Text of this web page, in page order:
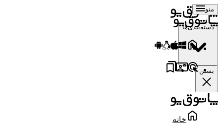
منو
دسته‌بندی‌ها
بستن
خانه